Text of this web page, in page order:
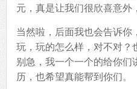
元，真是让我们很欣喜意外
当然啦，后面我也会告诉你
玩，玩的怎么样，对不对？
别急，我一个一个的给你
历，也希望真能帮到你们。